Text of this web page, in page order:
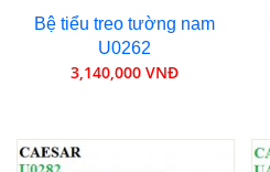
Bệ tiểu treo tường nam
U0262
3,140,000 VNĐ